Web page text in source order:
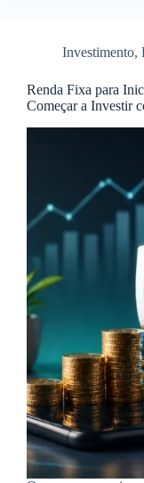
Investimento,
Renda Fixa para
Começar a Investir